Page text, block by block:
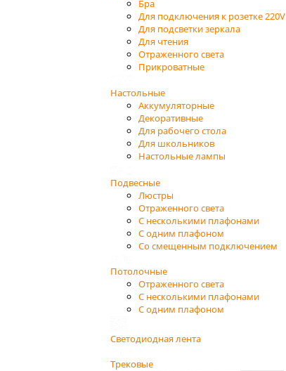
Бра
Для подключения к розетке 220V
Для подсветки зеркала
Для чтения
Отраженного света
Прикроватные
Настольные
Аккумуляторные
Декоративные
Для рабочего стола
Для школьников
Настольные лампы
Подвесные
Люстры
Отраженного света
С несколькими плафонами
С одним плафоном
Со смещенным подключением
Потолочные
Отраженного света
С несколькими плафонами
С одним плафоном
Светодиодная лента
Трековые